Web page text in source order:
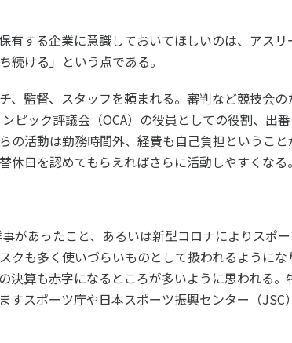
する企業に意識しておいてほしいのは、アスリ
続ける」という点である。
、監督、スタッフを頼まれる。審判など競技会
ピック評議会（OCA）の役員としての役割、出
の活動は勤務時間外、経費も自己負担というこ
日を認めてもらえればさらに活動しやすくなる。
があったこと、あるいは新型コロナによりスポ
クも多く使いづらいものとして扱われるように
決算も赤字になるところが多いように思われる
すスポーツ庁や日本スポーツ振興センター（JSC